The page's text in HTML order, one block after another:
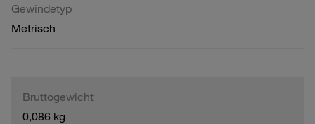
Gewindetyp
Metrisch
Bruttogewicht
0,086 kg